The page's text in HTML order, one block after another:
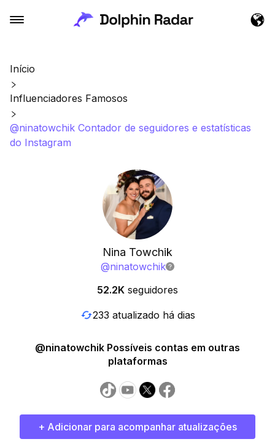
Início
Influenciadores Famosos
@ninatowchik Contador de seguidores e estatísticas
do Instagram
Nina Towchik
@ninatowchik
52.2K seguidores
233 atualizado há dias
@ninatowchik Possíveis contas em outras
plataformas
+ Adicionar para acompanhar atualizações